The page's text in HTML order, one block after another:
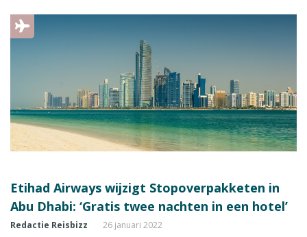
miljoen inwoners.
Etihad Airways wijzigt Stopoverpakketen in
Abu Dhabi: ‘Gratis twee nachten in een hotel’
Redactie Reisbizz 26 januari 2022